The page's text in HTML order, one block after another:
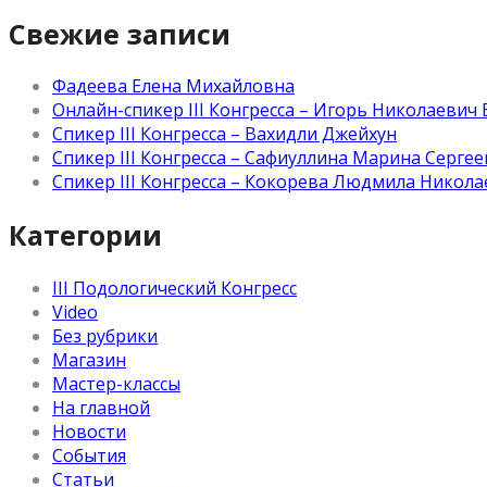
Свежие записи
Фадеева Елена Михайловна
Онлайн-спикер III Конгресса – Игорь Николаевич
Спикер III Конгресса – Вахидли Джейхун
Спикер III Конгресса – Сафиуллина Марина
Спикер III Конгресса – Кокорева Людмила
Категории
III Подологический Конгресс
Video
Без рубрики
Магазин
Мастер-классы
На главной
Новости
События
Статьи